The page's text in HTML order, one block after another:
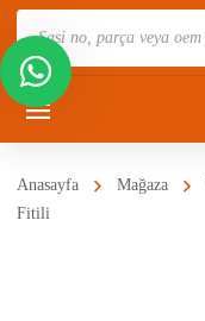
Ara
Anasayfa Mağaza
Fitili